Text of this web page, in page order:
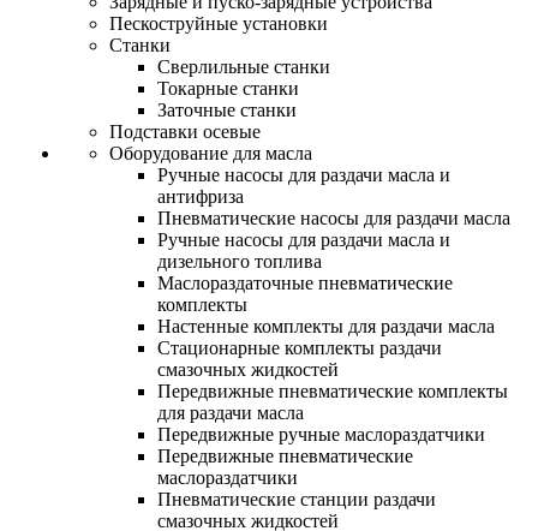
Пескоструйные установки
Станки
Сверлильные станки
Токарные станки
Заточные станки
Подставки осевые
Оборудование для масла
Ручные насосы для раздачи масла и
антифриза
Пневматические насосы для раздачи масла
Ручные насосы для раздачи масла и
дизельного топлива
Маслораздаточные пневматические
комплекты
Настенные комплекты для раздачи масла
Стационарные комплекты раздачи
смазочных жидкостей
Передвижные пневматические комплекты
для раздачи масла
Передвижные ручные маслораздатчики
Передвижные пневматические
маслораздатчики
Пневматические станции раздачи
смазочных жидкостей